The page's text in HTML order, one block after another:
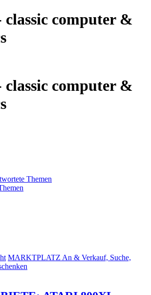
classic computer &
classic computer &
Themen
MARKTPLATZ An & Verkauf, Suche,